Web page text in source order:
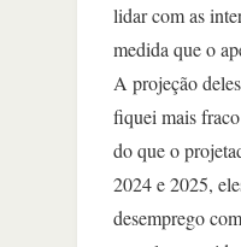
lidar com as
medida que o
A projeção
fiquei mais
do que o
2024 e 2025,
desemprego